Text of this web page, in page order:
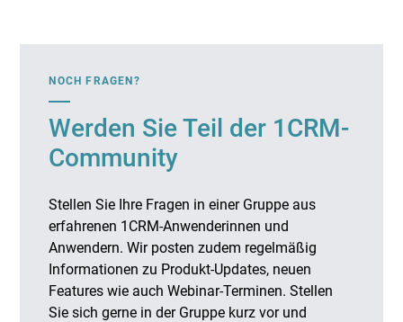
NOCH FRAGEN?
Werden Sie Teil der 1CRM-
Community
Stellen Sie Ihre Fragen in einer Gruppe aus
erfahrenen 1CRM-Anwenderinnen und
Anwendern. Wir posten zudem regelmäßig
Informationen zu Produkt-Updates, neuen
Features wie auch Webinar-Terminen. Stellen
Sie sich gerne in der Gruppe kurz vor und